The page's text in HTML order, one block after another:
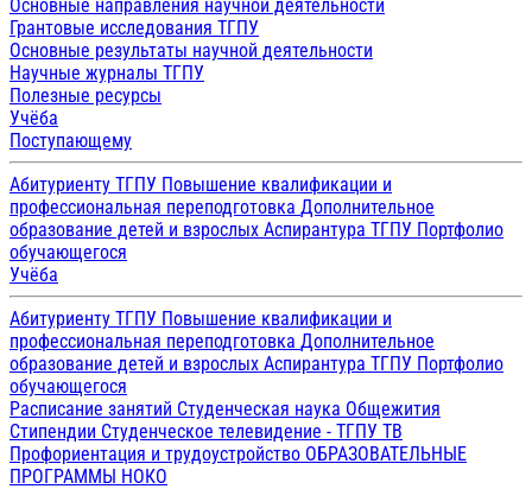
Основные направления научной деятельности
Грантовые исследования ТГПУ
Основные результаты научной деятельности
Научные журналы ТГПУ
Полезные ресурсы
Учёба
Поступающему
Абитуриенту ТГПУ Повышение квалификации и
профессиональная переподготовка Дополнительное
образование детей и взрослых Аспирантура ТГПУ Портфолио
обучающегося
Учёба
Абитуриенту ТГПУ Повышение квалификации и
профессиональная переподготовка Дополнительное
образование детей и взрослых Аспирантура ТГПУ Портфолио
обучающегося
Расписание занятий Студенческая наука Общежития
Стипендии Студенческое телевидение - ТГПУ ТВ
Профориентация и трудоустройство ОБРАЗОВАТЕЛЬНЫЕ
ПРОГРАММЫ НОКО